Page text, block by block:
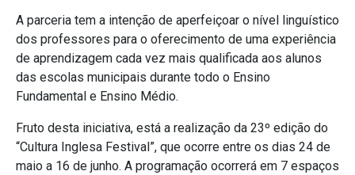
A parceria tem a intenção de aperfeiçoar o nível linguístico
dos professores para o oferecimento de uma experiência
de aprendizagem cada vez mais qualificada aos alunos
das escolas municipais durante todo o Ensino
Fundamental e Ensino Médio.
Fruto desta iniciativa, está a realização da 23º edição do
“Cultura Inglesa Festival”, que ocorre entre os dias 24 de
maio a 16 de junho. A programação ocorrerá em 7 espaços